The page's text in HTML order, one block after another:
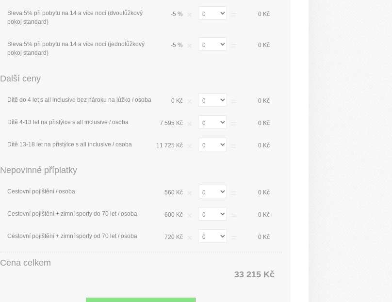
Sleva 5% při pobytu na 14 a více nocí (dvoulůžkový
pokoj standard)
-5 % 0 Kč
Sleva 5% při pobytu na 14 a více nocí (jednolůžkový
pokoj standard)
-5 % 0 Kč
Další ceny
Dítě do 4 let s all inclusive bez nároku na lůžko / osoba 0 Kč 0 Kč
Dítě 4-13 let na přistýlce s all inclusive / osoba 7 595 Kč 0 Kč
Dítě 13-18 let na přistýlce s all inclusive / osoba 11 725 Kč 0 Kč
Nepovinné příplatky
Cestovní pojištění / osoba 560 Kč 0 Kč
Cestovní pojištění + zimní sporty do 70 let / osoba 600 Kč 0 Kč
Cestovní pojištění + zimní sporty od 70 let / osoba 720 Kč 0 Kč
Cena celkem
33 215 Kč